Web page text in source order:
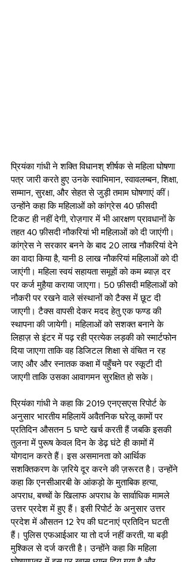
प्रियंका गांधी ने शक्ति विधानश् शीर्षक से महिला घोषणा
पत्र जारी करते हुए उनके स्वाभिमान, स्वावलम्बन, शिक्षा,
सम्मान, सुरक्षा, और सेहत से जुड़ी तमाम घोषणाएं कीं।
उन्होंने कहा कि महिलाओं को कांग्रेस 40 फ़ीसदी
टिकट ही नहीं देगी, रोज़गार में भी आरक्षण प्रावधानों के
तहत 40 फ़ीसदी नौकरियां भी महिलाओं को दी जाएंगी।
कांग्रेस ने सरकार बनने के बाद 20 लाख नौकरियां देने
का वादा किया है, यानी 8 लाख नौकरियां महिलाओं को दी
जाएंगी। महिला स्वयं सहायता समूहों को कम ब्याज़ दर
पर कर्ज मुहैया कराया जाएगा। 50 फ़ीसदी महिलाओं को
नौकरी पर रखने वाले संस्थानों को टैक्स में छूट दी
जाएगी। टैक्स वापसी देकर मदद हेतु एक फण्ड की
स्थापना की जायेगी। महिलाओं को सशक्त बनाने के
लिहाज़ से इंटर में पढ़ रही प्रत्येक लड़की को स्मार्टफोन
दिया जाएगा ताकि वह डिजिटल शिक्षा से वंचित न रह
जाए और और स्नातक कक्षा में पहुँचने पर स्कूटी दी
जाएगी ताकि उसका आवागमन सुरक्षित हो सके।
प्रियंका गांधी ने कहा कि 2019 एनएसएस रिपोर्ट के
अनुसार भारतीय महिलायें अवैतनिक घरेलू कामों पर
प्रतिदिन औसतन 5 घण्टे खर्च करती हैं जबकि इसकी
तुलना में पुरूष केवल दिन के डेढ़ घंटे ही कामों में
योगदान करते हैं। इस असमानता को आर्थिक
सशक्तिकरण के ज़रिये दूर करने की ज़रूरत है। उन्होंने
कहा कि एनसीआरबी के आंकड़ो के मुताबिक हत्या,
अपराध, बच्चों के खिलाफ अपराध के सार्वाधिक मामले
उत्तर प्रदेश में हुए हैं। इसी रिपोर्ट के अनुसार उत्तर
प्रदेश में औसतन 12 रेप की घटनाएं प्रतिदिन घटती
हैं। पुलिस एफआईआर या तो दर्ज नहीं करती, या बड़ी
मुश्किल से दर्ज करती है। उन्होंने कहा कि महिला